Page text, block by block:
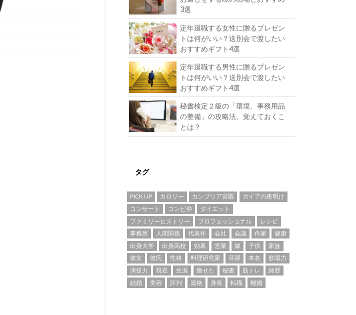
3選
定年退職する女性に贈るプレゼン
トは何がいい？送別会で渡したい
おすすめギフト4選
定年退職する男性に贈るプレゼン
トは何がいい？送別会で渡したい
おすすめギフト4選
秘書検定２級の「環境、事務用品
の整備」の攻略法。覚えておくこ
とは？
タグ
PICK UP カロリー カンブリア宮殿
ガイアの夜明け
コンサート
コンビ仲
ダイエット
ファミリーヒストリー
プロフェッショナル
レシピ
事務所
人間関係 代表作 会社 会議 作家
健康
出身大学
出身高校 効果 営業 嫁 子供
家族
彼女
彼氏 性格 料理研究家 旦那 本名
歌唱力
演技力
現在 生涯 痩せた 秘書 筋トレ
経歴
結婚
美容 評判 資格 身長 転職 離婚